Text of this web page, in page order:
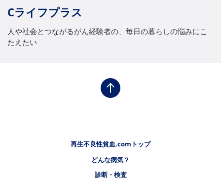
Cライフプラス
人や社会とつながるがん経験者の、毎日の暮らしの悩みにこ
たえたい
再生不良性貧血.comトップ
どんな病気？
診断・検査